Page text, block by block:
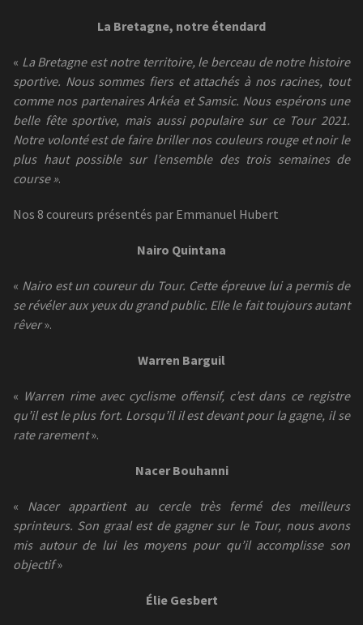
La Bretagne, notre étendard
« La Bretagne est notre territoire, le berceau de notre histoire
sportive. Nous sommes fiers et attachés à nos racines, tout
comme nos partenaires Arkéa et Samsic. Nous espérons une
belle fête sportive, mais aussi populaire sur ce Tour 2021.
Notre volonté est de faire briller nos couleurs rouge et noir le
plus haut possible sur l’ensemble des trois semaines de
course ».
Nos 8 coureurs présentés par Emmanuel Hubert
Nairo Quintana
« Nairo est un coureur du Tour. Cette épreuve lui a permis de
se révéler aux yeux du grand public. Elle le fait toujours autant
rêver».
Warren Barguil
« Warren rime avec cyclisme offensif, c’est dans ce registre
qu’il est le plus fort. Lorsqu’il il est devant pour la gagne, il se
rate rarement».
Nacer Bouhanni
« Nacer appartient au cercle très fermé des meilleurs
sprinteurs. Son graal est de gagner sur le Tour, nous avons
mis autour de lui les moyens pour qu’il accomplisse son
objectif»
Élie Gesbert